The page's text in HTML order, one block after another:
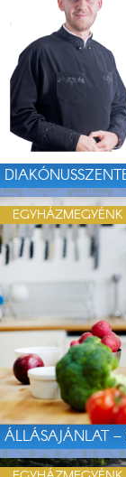
ÁLLÁSAJÁNLAT
EGYHÁZMEGYÉNK